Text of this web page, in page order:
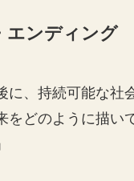
エンディング
に、持続可能な社
をどのように描い